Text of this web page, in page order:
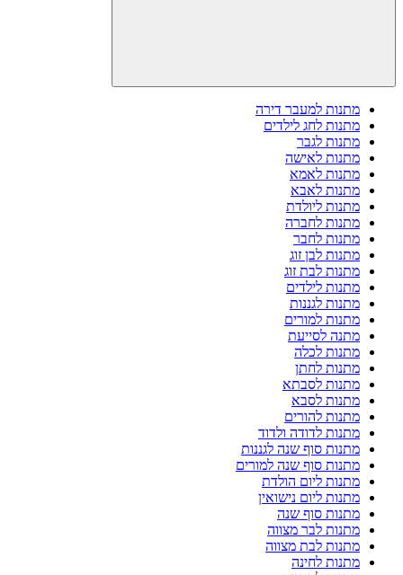
מתנות למעבר דירה
מתנות לחג לילדים
מתנות לגבר
מתנות לאישה
מתנות לאמא
מתנות לאבא
מתנות ליולדת
מתנות לחברה
מתנות לחבר
מתנות לבן זוג
מתנות לבת זוג
מתנות לילדים
מתנות לגננות
מתנות למורים
מתנה לסייעת
מתנות לכלה
מתנות לחתן
מתנות לסבתא
מתנות לסבא
מתנות להורים
מתנות לדודה ולדוד
מתנות סוף שנה לגננות
מתנות סוף שנה למורים
מתנות ליום הולדת
מתנות ליום נישואין
מתנות סוף שנה
מתנות לבר מצווה
מתנות לבת מצווה
מתנות לחינה